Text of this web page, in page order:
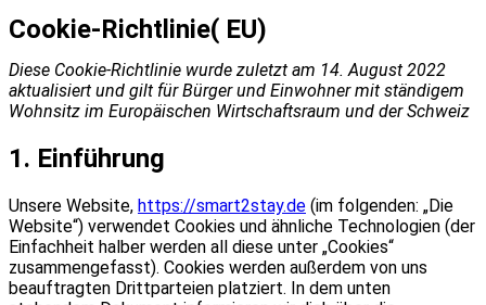
Cookie-Richtlinie( EU)
Diese Cookie-Richtlinie wurde zuletzt am 14. August 2022
aktualisiert und gilt für Bürger und Einwohner mit ständigem
Wohnsitz im Europäischen Wirtschaftsraum und der Schweiz
1. Einführung
Unsere Website, https://smart2stay.de (im folgenden: „Die
Website“) verwendet Cookies und ähnliche Technologien (der
Einfachheit halber werden all diese unter „Cookies“
zusammengefasst). Cookies werden außerdem von uns
beauftragten Drittparteien platziert. In dem unten